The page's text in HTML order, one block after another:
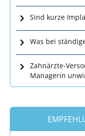
Sind kurze
Was bei
Zahnärzte-
Managerin